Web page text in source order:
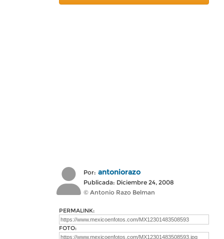
Por: antoniorazo
Publicada: Diciembre 24, 2008
© Antonio Razo Belman
PERMALINK:
FOTO: